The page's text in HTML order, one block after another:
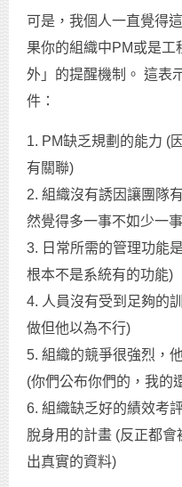
可是，我個人一直覺得
果你的組織中PM或是工
外」的提醒機制。 這表
件：
1. PM缺乏規劃的能力 (
有關聯)
2. 組織沒有誘因讓團隊
然覺得多一事不如少一
3. 日常所需的管理功能
根本不是系統有的功能)
4. 人員沒有受到足夠的
做但他以為不行)
5. 組織的競爭很強烈，
(你們公布你們的，我的
6. 組織缺乏好的績效考
脫身用的計畫 (反正都
出真實的資料)